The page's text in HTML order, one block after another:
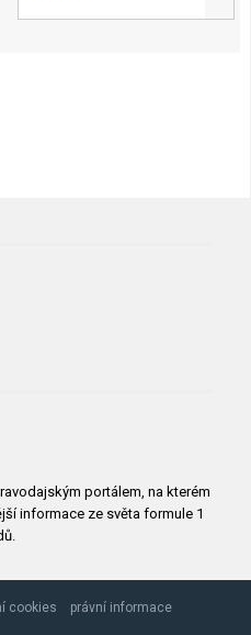
portálem, na kterém
informace ze světa formule 1
cookies
právní informace